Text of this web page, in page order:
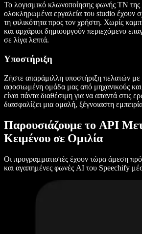
Το λογισμικό κλωνοποίησης φωνής ΤΝ της
ολοκληρωμένα εργαλεία του studio έχουν
τη φιλικότητα προς τον χρήστη. Χωρίς
και αρχάριοι δημιουργούν περιεχόμενο
σε λίγα λεπτά.
Υποστήριξη
Ζήστε απαράμιλλη υποστήριξη πελατών
αφοσιωμένη ομάδα μας από μηχανικούς
είναι πάντα διαθέσιμη για να απαντά στις
διασφαλίζει μια ομαλή, ξέγνοιαστη
Παρουσιάζουμε το API
Κειμένου σε Ομιλία
Οι προγραμματιστές έχουν τώρα άμεση
και αγαπημένες φωνές AI του Speechify